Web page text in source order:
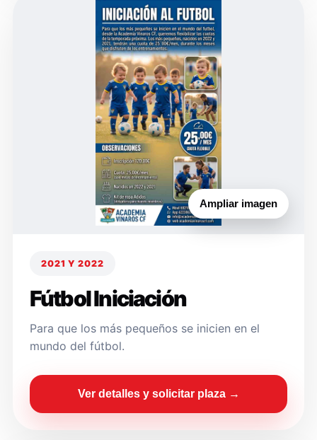
Ampliar imagen
2021 Y 2022
Fútbol Iniciación
Para que los más pequeños se inicien en el
mundo del fútbol.
Ver detalles y solicitar plaza →